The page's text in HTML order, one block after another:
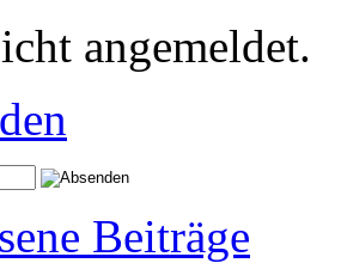
angemeldet.
Beiträge